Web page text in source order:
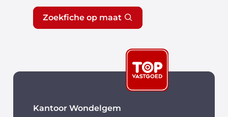
Zoekfiche op maat
Kantoor Wondelgem